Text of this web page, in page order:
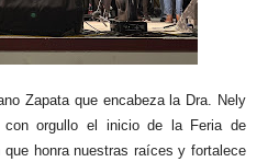
Zapata que encabeza la Dra. Nely
con orgullo el inicio de la Feria de
honra nuestras raíces y fortalece